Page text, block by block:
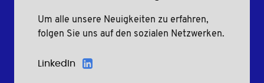
Um alle unsere Neuigkeiten zu erfahren,
folgen Sie uns auf den sozialen Netzwerken.
LinkedIn